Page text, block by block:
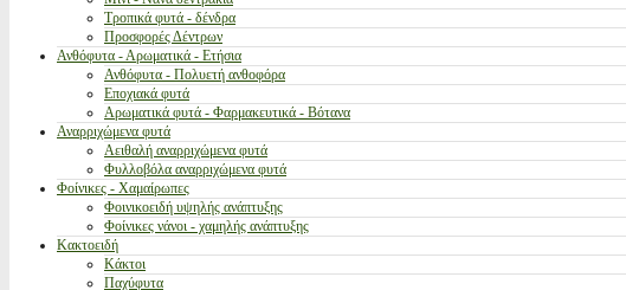
Τροπικά φυτά - δένδρα
Προσφορές Δέντρων
Ανθόφυτα - Αρωματικά - Ετήσια
Ανθόφυτα - Πολυετή ανθοφόρα
Εποχιακά φυτά
Αρωματικά φυτά - Φαρμακευτικά - Βότανα
Αναρριχώμενα φυτά
Αειθαλή αναρριχώμενα φυτά
Φυλλοβόλα αναρριχώμενα φυτά
Φοίνικες - Χαμαίρωπες
Φοινικοειδή υψηλής ανάπτυξης
Φοίνικες νάνοι - χαμηλής ανάπτυξης
Κακτοειδή
Κάκτοι
Παχύφυτα